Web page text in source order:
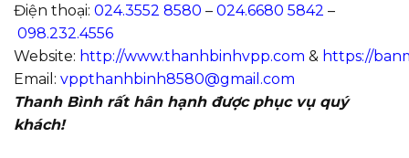
Điện thoại: 024.3552 8580 – 024.6680 5842 –
098.232.4556
Website: http://www.thanhbinhvpp.com & https://
Email: vppthanhbinh8580@gmail.com
Thanh Bình rất hân hạnh được phục vụ quý
khách!